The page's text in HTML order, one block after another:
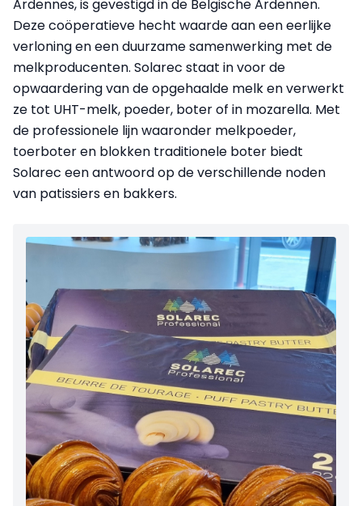
Ardennes, is gevestigd in de Belgische Ardennen.
Deze coöperatieve hecht waarde aan een eerlijke
verloning en een duurzame samenwerking met de
melkproducenten. Solarec staat in voor de
opwaardering van de opgehaalde melk en verwerkt
ze tot UHT-melk, poeder, boter of in mozarella. Met
de professionele lijn waaronder melkpoeder,
toerboter en blokken traditionele boter biedt
Solarec een antwoord op de verschillende noden
van patissiers en bakkers.